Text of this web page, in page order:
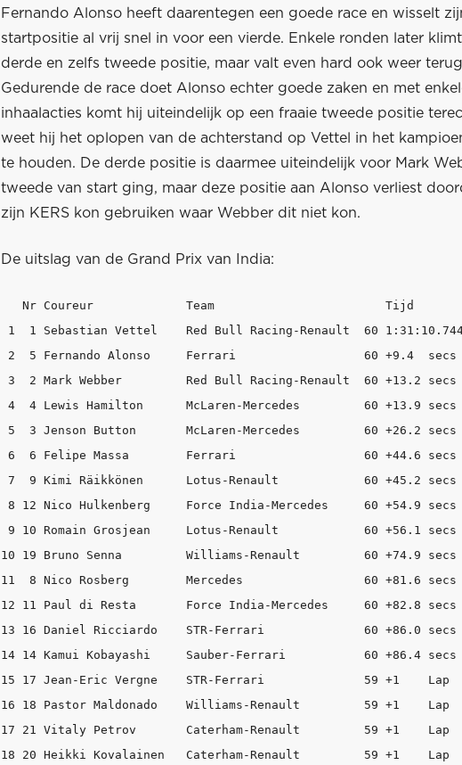
Fernando Alonso heeft daarentegen een goede race en wisselt
startpositie al vrij snel in voor een vierde. Enkele ronden later
derde en zelfs tweede positie, maar valt even hard ook weer
Gedurende de race doet Alonso echter goede zaken en met
inhaalacties komt hij uiteindelijk op een fraaie tweede positie
weet hij het oplopen van de achterstand op Vettel in het
te houden. De derde positie is daarmee uiteindelijk voor Mark
tweede van start ging, maar deze positie aan Alonso verliest
zijn KERS kon gebruiken waar Webber dit niet kon.
De uitslag van de Grand Prix van India:
   Nr Coureur             Team                        Tijd
1  1 Sebastian Vettel    Red Bull Racing-Renault  60
2  5 Fernando Alonso     Ferrari                  60 +9.4  secs
3  2 Mark Webber         Red Bull Racing-Renault  60 +13.2 secs
4  4 Lewis Hamilton      McLaren-Mercedes         60 +13.9
5  3 Jenson Button       McLaren-Mercedes         60 +26.2
6  6 Felipe Massa        Ferrari                  60 +44.6
7  9 Kimi Räikkönen      Lotus-Renault            60 +45.2
8 12 Nico Hulkenberg     Force India-Mercedes     60 +54.9 secs
9 10 Romain Grosjean     Lotus-Renault            60 +56.1 secs
10 19 Bruno Senna         Williams-Renault         60 +74.9 secs
11  8 Nico Rosberg        Mercedes                 60 +81.6 secs
12 11 Paul di Resta       Force India-Mercedes     60 +82.8 secs
13 16 Daniel Ricciardo    STR-Ferrari              60 +86.0 secs
14 14 Kamui Kobayashi     Sauber-Ferrari           60 +86.4
15 17 Jean-Eric Vergne    STR-Ferrari              59 +1    Lap
16 18 Pastor Maldonado    Williams-Renault         59 +1    Lap
17 21 Vitaly Petrov       Caterham-Renault         59 +1    Lap
18 20 Heikki Kovalainen   Caterham-Renault         59 +1    Lap